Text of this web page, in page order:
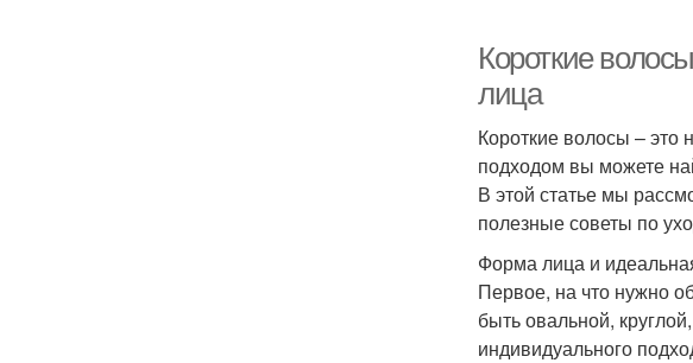
Короткие
лица
Короткие волосы – это
подходом вы можете
В этой статье мы
полезные советы по
Форма лица и
Первое, на что нужно
быть овальной,
индивидуального